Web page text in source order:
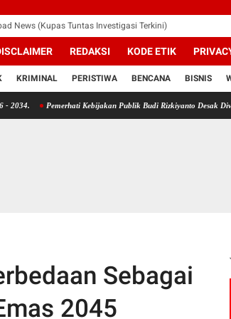
REDAKSI KODE ETIK
KRIMINAL PERISTIWA BENCANA BISNIS
Pemerhati Kebijakan Publik Budi Rizkiyanto Desak Divpropam
Sebagai
2045